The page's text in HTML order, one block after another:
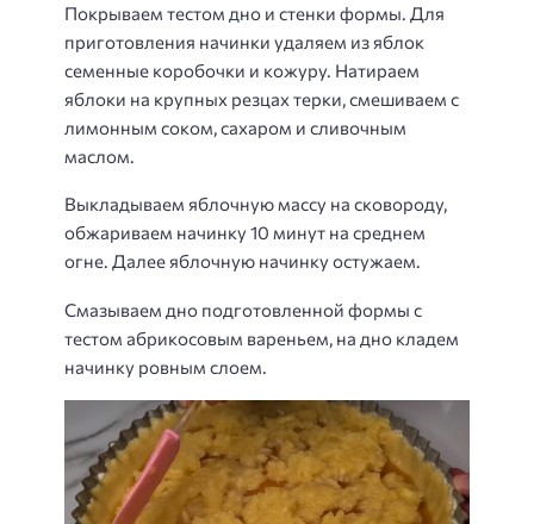
Покрываем тестом дно и стенки формы. Для
приготовления начинки удаляем из яблок
семенные коробочки и кожуру. Натираем
яблоки на крупных резцах терки, смешиваем с
лимонным соком, сахаром и сливочным
маслом.
Выкладываем яблочную массу на сковороду,
обжариваем начинку 10 минут на среднем
огне. Далее яблочную начинку остужаем.
Смазываем дно подготовленной формы с
тестом абрикосовым вареньем, на дно кладем
начинку ровным слоем.